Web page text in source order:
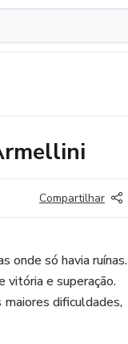
Compartilhar
onde só havia ruínas.
vitória e superação.
dificuldades,